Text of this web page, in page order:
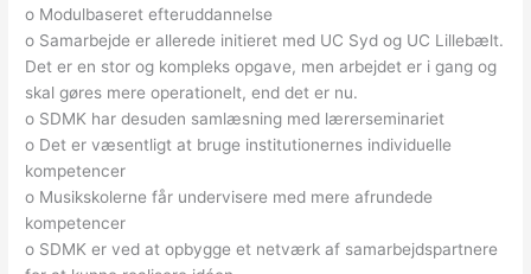
o Modulbaseret efteruddannelse
o Samarbejde er allerede initieret med UC Syd og UC Lillebælt.
Det er en stor og kompleks opgave, men arbejdet er i gang og
skal gøres mere operationelt, end det er nu.
o SDMK har desuden samlæsning med lærerseminariet
o Det er væsentligt at bruge institutionernes individuelle
kompetencer
o Musikskolerne får undervisere med mere afrundede
kompetencer
o SDMK er ved at opbygge et netværk af samarbejdspartnere